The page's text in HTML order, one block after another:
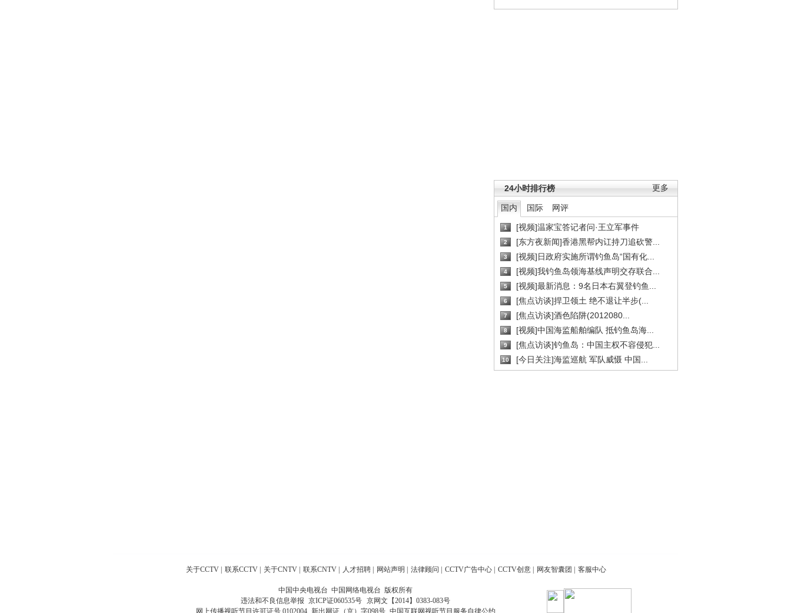
更多
24小时排行榜
国内 国际 网评
1 [视频]温家宝答记者问·王立军事件
2 [东方夜新闻]香港黑帮内讧持刀追砍警...
3 [视频]日政府实施所谓钓鱼岛“国有化...
4 [视频]我钓鱼岛领海基线声明交存联合...
5 [视频]最新消息：9名日本右翼登钓鱼...
6 [焦点访谈]捍卫领土 绝不退让半步(...
7 [焦点访谈]酒色陷阱(2012080...
8 [视频]中国海监船舶编队 抵钓鱼岛海...
9 [焦点访谈]钓鱼岛：中国主权不容侵犯...
10 [今日关注]海监巡航 军队威慑 中国...
关于CCTV 联系CCTV 关于CNTV 联系CNTV 人才招聘 网站声明 法律顾问 CCTV广告中心 CCTV创意 网友智囊团 客服中心
中国中央电视台 中国网络电视台 版权所有
违法和不良信息举报 京ICP证060535号
京网文【2014】0383-083号
网上传播视听节目许可证号 0102004 新出网证（京）字098号 中国互联网视听节目服务自律公约